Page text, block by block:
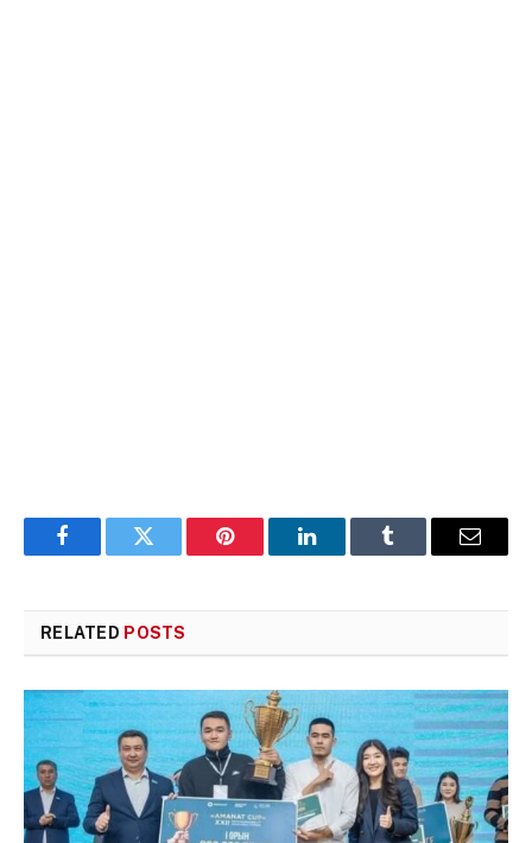
FacebookTwitter Pinterest LinkedInTumblr Email
RELATED POSTS